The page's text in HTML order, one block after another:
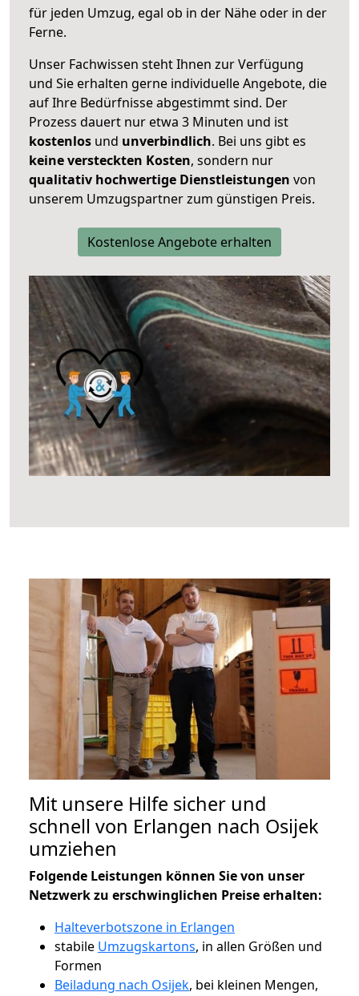
für jeden Umzug, egal ob in der Nähe oder in der
Ferne.
Unser Fachwissen steht Ihnen zur Verfügung
und Sie erhalten gerne individuelle Angebote, die
auf Ihre Bedürfnisse abgestimmt sind. Der
Prozess dauert nur etwa 3 Minuten und ist
kostenlos und unverbindlich. Bei uns gibt es
keine versteckten Kosten, sondern nur
qualitativ hochwertige Dienstleistungen von
unserem Umzugspartner zum günstigen Preis.
Kostenlose Angebote erhalten
Mit unsere Hilfe sicher und
schnell von Erlangen nach Osijek
umziehen
Folgende Leistungen können Sie von unser
Netzwerk zu erschwinglichen Preise erhalten:
Halteverbotszone in Erlangen
stabile Umzugskartons, in allen Größen und
Formen
Beiladung nach Osijek, bei kleinen Mengen,